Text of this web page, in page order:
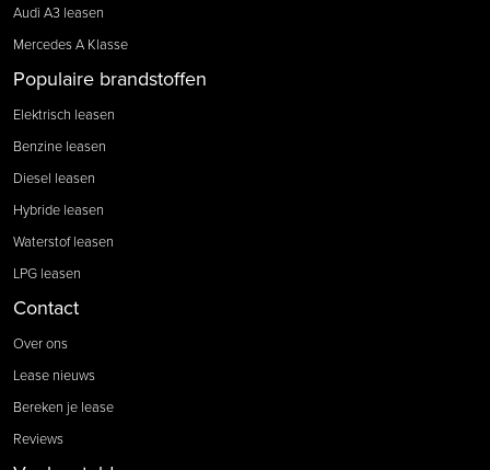
Audi A3 leasen
Mercedes A Klasse
Populaire brandstoffen
Elektrisch leasen
Benzine leasen
Diesel leasen
Hybride leasen
Waterstof leasen
LPG leasen
Contact
Over ons
Lease nieuws
Bereken je lease
Reviews